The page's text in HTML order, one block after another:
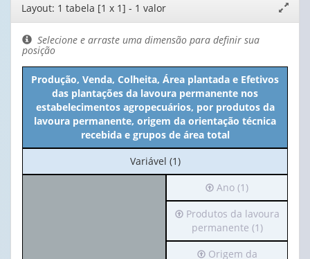
Editor
de
layout
janela
Layout: 1 tabela [1 x 1] - 1 valor
Selecione e arraste uma dimensão para definir sua
posição
Produção, Venda, Colheita, Área plantada e Efetivos
das plantações da lavoura permanente nos
estabelecimentos agropecuários, por produtos da
lavoura permanente, origem da orientação técnica
recebida e grupos de área total
No
cabeçalho:
Variável (1)
Irá
para
o
cabeçalho
(possui
apenas
Ano (1)
Irá
para
o
cabeçalho
Produtos da lavoura
permanente (1)
IráOrigem da